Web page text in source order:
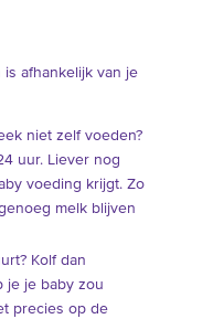
afhankelijk van je
niet zelf voeden?
uur. Liever nog
voeding krijgt. Zo
melk blijven
Kolf dan
je je baby zou
precies op de